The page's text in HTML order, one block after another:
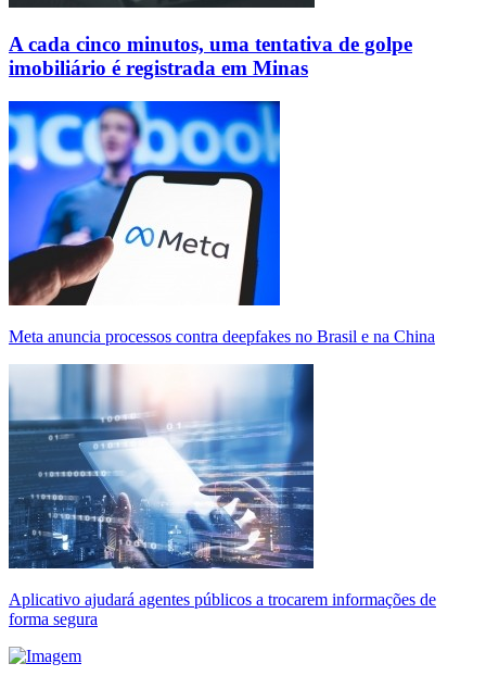
A cada cinco minutos, uma tentativa de golpe
imobiliário é registrada em Minas
Meta anuncia processos contra deepfakes no Brasil e na China
Aplicativo ajudará agentes públicos a trocarem informações de
forma segura